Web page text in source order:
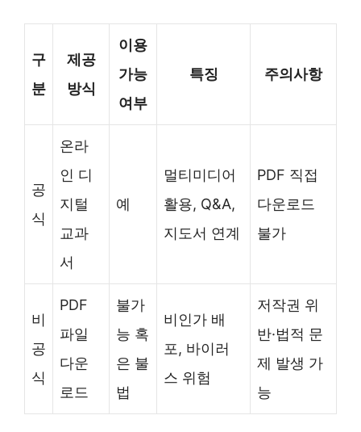
구
분
제공
방식
이용
가능
여부
특징 주의사항
공
식
온라
인 디
지털
교과
서
예
멀티미디어
활용, Q&A,
지도서 연계
PDF 직접
다운로드
불가
비
공
식
PDF
파일
다운
로드
불가
능 혹
은 불
법
비인가 배
포, 바이러
스 위험
저작권 위
반·법적 문
제 발생 가
능